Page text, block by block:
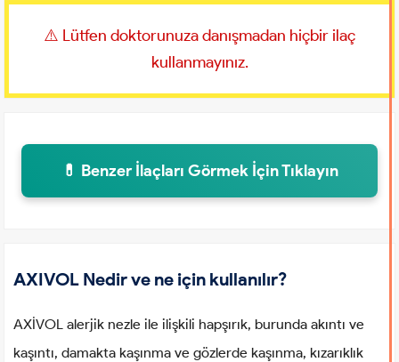
⚠️ Lütfen doktorunuza danışmadan hiçbir ilaç
kullanmayınız.
💊 Benzer İlaçları Görmek İçin Tıklayın
AXIVOL Nedir ve ne için kullanılır?
AXİVOL alerjik nezle ile ilişkili hapşırık, burunda akıntı ve
kaşıntı, damakta kaşınma ve gözlerde kaşınma, kızarıklık